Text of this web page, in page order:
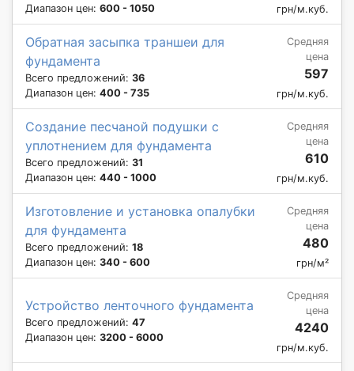
Диапазон цен: 600 - 1050 грн/м.куб.
Обратная засыпка траншеи для
фундамента
Всего предложений: 36
Диапазон цен: 400 - 735
Средняя
цена
597
грн/м.куб.
Создание песчаной подушки с
уплотнением для фундамента
Всего предложений: 31
Диапазон цен: 440 - 1000
Средняя
цена
610
грн/м.куб.
Изготовление и установка опалубки
для фундамента
Всего предложений: 18
Диапазон цен: 340 - 600
Средняя
цена
480
грн/м²
Устройство ленточного фундамента
Всего предложений: 47
Диапазон цен: 3200 - 6000
Средняя
цена
4240
грн/м.куб.